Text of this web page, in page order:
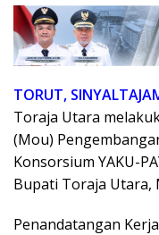
TORUT,
Toraja Utara
(Mou)
Konsorsium YAKU-
Bupati Toraja Utara,
Penandatangan